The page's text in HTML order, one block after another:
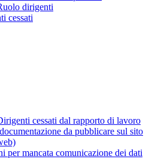
dirigenti
cessati
cessati dal rapporto di lavoro
da pubblicare sul sito
per mancata comunicazione dei dati